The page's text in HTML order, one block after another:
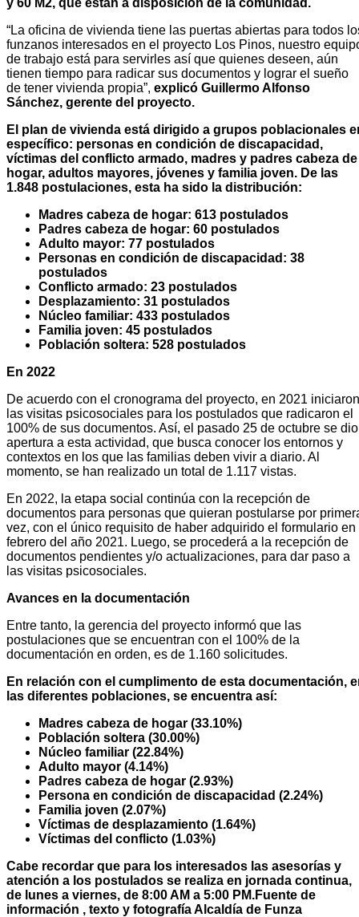
“La oficina de vivienda tiene las puertas abiertas para todos
funzanos interesados en el proyecto Los Pinos, nuestro
de trabajo está para servirles así que quienes deseen, aún
tienen tiempo para radicar sus documentos y lograr el sueño
de tener vivienda propia”, explicó Guillermo Alfonso
Sánchez, gerente del proyecto.
El plan de vivienda está dirigido a grupos poblacionales
específico: personas en condición de discapacidad,
víctimas del conflicto armado, madres y padres cabeza de
hogar, adultos mayores, jóvenes y familia joven. De las
1.848 postulaciones, esta ha sido la distribución:
Madres cabeza de hogar: 613 postulados
Padres cabeza de hogar: 60 postulados
Adulto mayor: 77 postulados
Personas en condición de discapacidad: 38
postulados
Conflicto armado: 23 postulados
Desplazamiento: 31 postulados
Núcleo familiar: 433 postulados
Familia joven: 45 postulados
Población soltera: 528 postulados
En 2022
De acuerdo con el cronograma del proyecto, en 2021 iniciaron
las visitas psicosociales para los postulados que radicaron el
100% de sus documentos. Así, el pasado 25 de octubre se dio
apertura a esta actividad, que busca conocer los entornos y
contextos en los que las familias deben vivir a diario. Al
momento, se han realizado un total de 1.117 vistas.
En 2022, la etapa social continúa con la recepción de
documentos para personas que quieran postularse por
vez, con el único requisito de haber adquirido el formulario en
febrero del año 2021. Luego, se procederá a la recepción de
documentos pendientes y/o actualizaciones, para dar paso a
las visitas psicosociales.
Avances en la documentación
Entre tanto, la gerencia del proyecto informó que las
postulaciones que se encuentran con el 100% de la
documentación en orden, es de 1.160 solicitudes.
En relación con el cumplimento de esta documentación,
las diferentes poblaciones, se encuentra así:
Madres cabeza de hogar (33.10%)
Población soltera (30.00%)
Núcleo familiar (22.84%)
Adulto mayor (4.14%)
Padres cabeza de hogar (2.93%)
Persona en condición de discapacidad (2.24%)
Familia joven (2.07%)
Víctimas de desplazamiento (1.64%)
Víctimas del conflicto (1.03%)
Cabe recordar que para los interesados las asesorías y
atención a los postulados se realiza en jornada continua,
de lunes a viernes, de 8:00 AM a 5:00 PM.Fuente de
información , texto y fotografía Alcaldía de Funza